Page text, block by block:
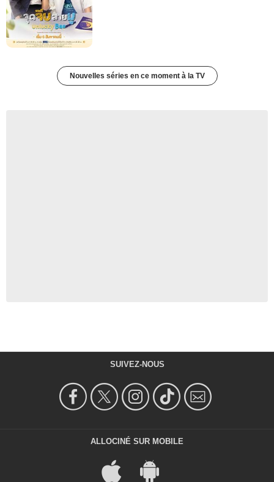
Nouvelles séries en ce moment à la TV
SUIVEZ-NOUS
ALLOCINÉ SUR MOBILE